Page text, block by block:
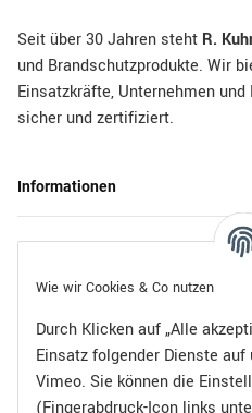
Wie wir Cookies & Co nutzen
Durch Klicken auf „Alle
Einsatz folgender Dienste
Vimeo. Sie können die
Seit über 30 Jahren steht R.
und Brandschutzprodukte. Wir
Einsatzkräfte, Unternehmen
sicher und zertifiziert.
Informationen
Gesetzliche Informationen
Bezahlen Sie bequem per: